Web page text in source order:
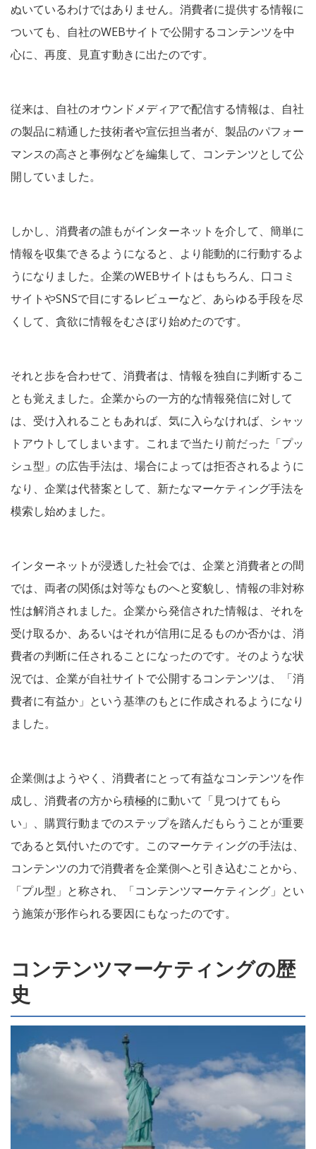
ぬいているわけではありません。消費者に提供する情報に
ついても、自社のWEBサイトで公開するコンテンツを中
心に、再度、見直す動きに出たのです。
従来は、自社のオウンドメディアで配信する情報は、自社
の製品に精通した技術者や宣伝担当者が、製品のパフォー
マンスの高さと事例などを編集して、コンテンツとして公
開していました。
しかし、消費者の誰もがインターネットを介して、簡単に
情報を収集できるようになると、より能動的に行動するよ
うになりました。企業のWEBサイトはもちろん、口コミ
サイトやSNSで目にするレビューなど、あらゆる手段を尽
くして、貪欲に情報をむさぼり始めたのです。
それと歩を合わせて、消費者は、情報を独自に判断するこ
とも覚えました。企業からの一方的な情報発信に対して
は、受け入れることもあれば、気に入らなければ、シャッ
トアウトしてしまいます。これまで当たり前だった「プッ
シュ型」の広告手法は、場合によっては拒否されるように
なり、企業は代替案として、新たなマーケティング手法を
模索し始めました。
インターネットが浸透した社会では、企業と消費者との間
では、両者の関係は対等なものへと変貌し、情報の非対称
性は解消されました。企業から発信された情報は、それを
受け取るか、あるいはそれが信用に足るものか否かは、消
費者の判断に任されることになったのです。そのような状
況では、企業が自社サイトで公開するコンテンツは、「消
費者に有益か」という基準のもとに作成されるようになり
ました。
企業側はようやく、消費者にとって有益なコンテンツを作
成し、消費者の方から積極的に動いて「見つけてもら
い」、購買行動までのステップを踏んだもらうことが重要
であると気付いたのです。このマーケティングの手法は、
コンテンツの力で消費者を企業側へと引き込むことから、
「プル型」と称され、「コンテンツマーケティング」とい
う施策が形作られる要因にもなったのです。
コンテンツマーケティングの歴
史